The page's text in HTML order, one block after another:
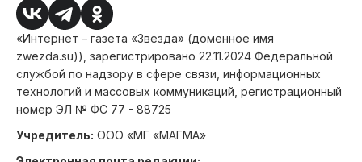
«Интернет – газета «Звезда» (доменное имя
zwezda.su)), зарегистрировано 22.11.2024 Федеральной
службой по надзору в сфере связи, информационных
технологий и массовых коммуникаций, регистрационный
номер ЭЛ № ФС 77 - 88725
Учредитель: ООО «МГ «МАГМА»